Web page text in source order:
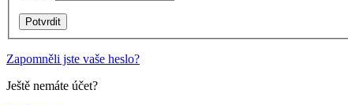
Zapomněli jste vaše heslo?
Ještě nemáte účet?